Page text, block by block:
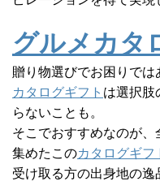
グルメカタ
贈り物選びでお困りでは
カタログギフト は選択肢
らないことも。
そこでおすすめなのが
集めたこのカタログギフ
受け取る方の出身地の逸